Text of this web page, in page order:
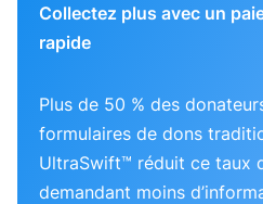
Collectez plus avec un
rapide
Plus de 50 % des
formulaires de dons
UltraSwift™ réduit ce taux
demandant moins